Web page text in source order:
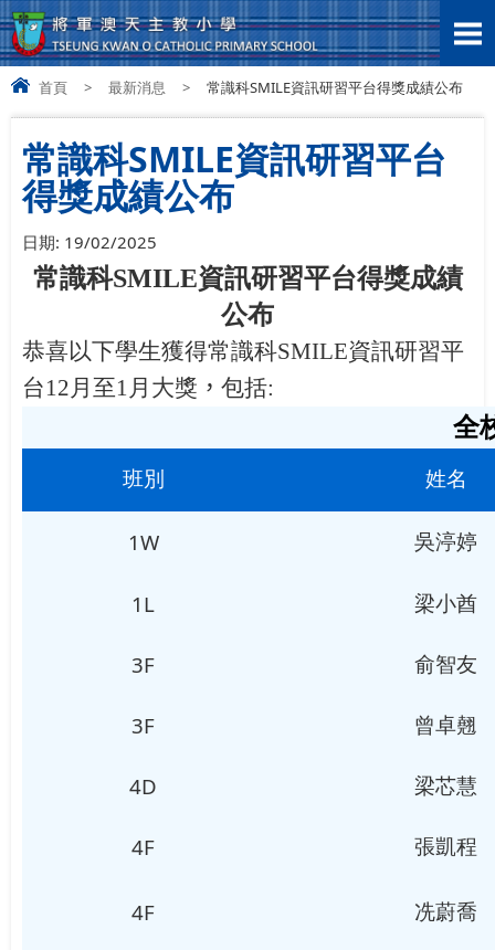
首頁 > 最新消息 > 常識科SMILE資訊研習平台得獎成績公布
常識科SMILE資訊研習平台
得獎成績公布
日期: 19/02/2025
常識科SMILE資訊研習平台得獎成績
公布
恭喜以下學生獲得常識科SMILE資訊研習平
台12月至1月大獎 ， 包括:
全
班別 姓名
1W 吳渟婷
1L 梁小酋
3F 俞智友
3F 曾卓翹
4D 梁芯慧
4F 張凱程
4F 冼蔚喬